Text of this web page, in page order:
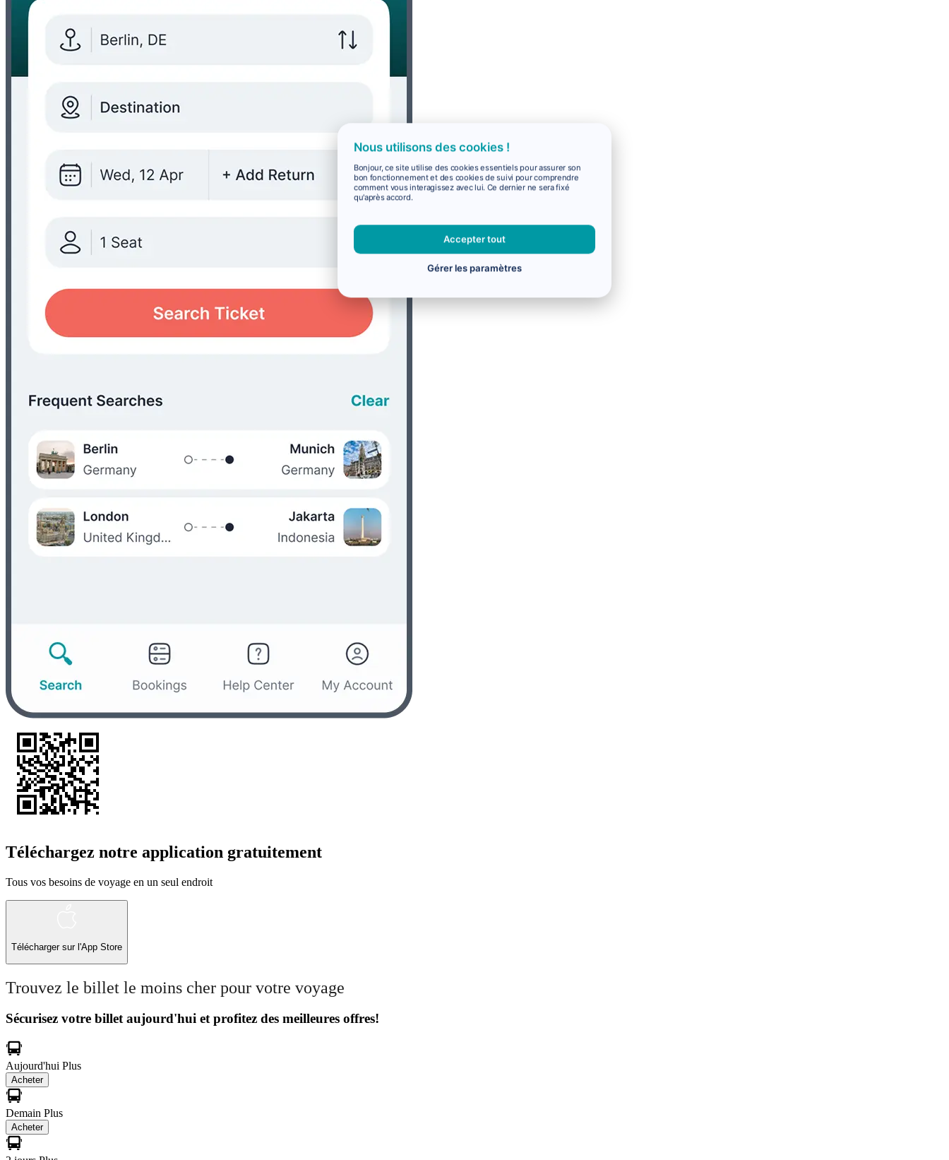
Téléchargez notre application gratuitement
Tous vos besoins de voyage en un seul endroit
Télécharger sur l'App Store
Trouvez le billet le moins cher pour votre voyage
Sécurisez votre billet aujourd'hui et profitez des meilleures offres!
Aujourd'hui Plus
Acheter
Demain Plus
Acheter
Nous utilisons des cookies !
Bonjour, ce site utilise des cookies essentiels pour assurer son
bon fonctionnement et des cookies de suivi pour comprendre
comment vous interagissez avec lui. Ce dernier ne sera fixé
qu'après accord.
Accepter tout
Gérer les paramètres